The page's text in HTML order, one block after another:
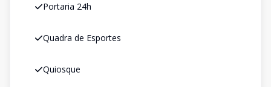
Portaria 24h
Quadra de Esportes
Quiosque